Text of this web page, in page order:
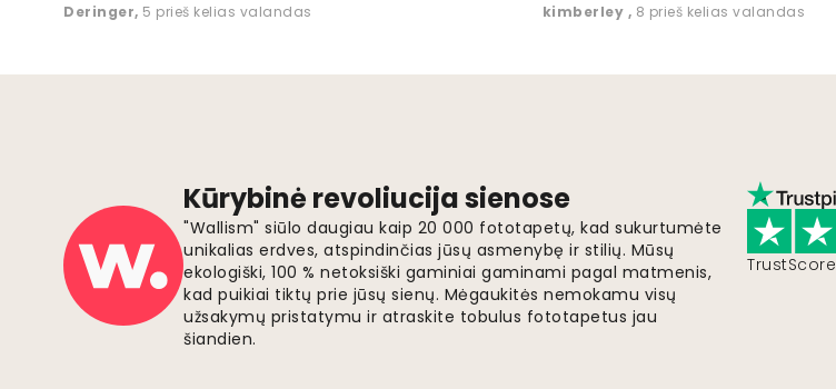
Deringer, 5 prieš kelias valandas kimberley , 8 prieš kelias valandas
Kūrybinė revoliucija sienose
"Wallism" siūlo daugiau kaip 20 000 fototapetų, kad sukurtumėte
unikalias erdves, atspindinčias jūsų asmenybę ir stilių. Mūsų
ekologiški, 100 % netoksiški gaminiai gaminami pagal matmenis,
kad puikiai tiktų prie jūsų sienų. Mėgaukitės nemokamu visų
užsakymų pristatymu ir atraskite tobulus fototapetus jau
šiandien.
TrustScore